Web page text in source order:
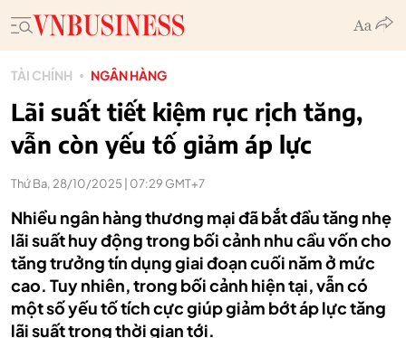
TÀI CHÍNH NGÂN HÀNG
Lãi suất tiết kiệm rục rịch tăng,
vẫn còn yếu tố giảm áp lực
Thứ Ba, 28/10/2025 | 07:29 GMT+7
Nhiều ngân hàng thương mại đã bắt đầu tăng nhẹ
lãi suất huy động trong bối cảnh nhu cầu vốn cho
tăng trưởng tín dụng giai đoạn cuối năm ở mức
cao. Tuy nhiên, trong bối cảnh hiện tại, vẫn có
một số yếu tố tích cực giúp giảm bớt áp lực tăng
lãi suất trong thời gian tới.